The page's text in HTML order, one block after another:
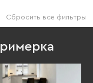
Сбросить все фильтры